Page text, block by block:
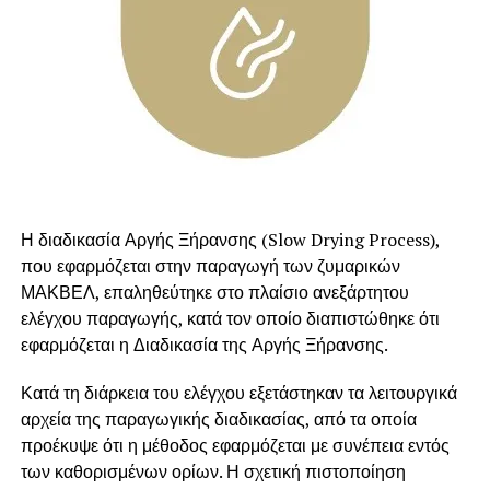
αίμα, μετά το συγκεκριμένο γεύμα.
Η διαδικασία Αργής Ξήρανσης (Slow Drying Process),
που εφαρμόζεται στην παραγωγή των ζυμαρικών
ΜΑΚΒΕΛ, επαληθεύτηκε στο πλαίσιο ανεξάρτητου
ελέγχου παραγωγής, κατά τον οποίο διαπιστώθηκε ότι
εφαρμόζεται η Διαδικασία της Αργής Ξήρανσης.
Κατά τη διάρκεια του ελέγχου εξετάστηκαν τα λειτουργικά
αρχεία της παραγωγικής διαδικασίας, από τα οποία
προέκυψε ότι η μέθοδος εφαρμόζεται με συνέπεια εντός
των καθορισμένων ορίων. Η σχετική πιστοποίηση